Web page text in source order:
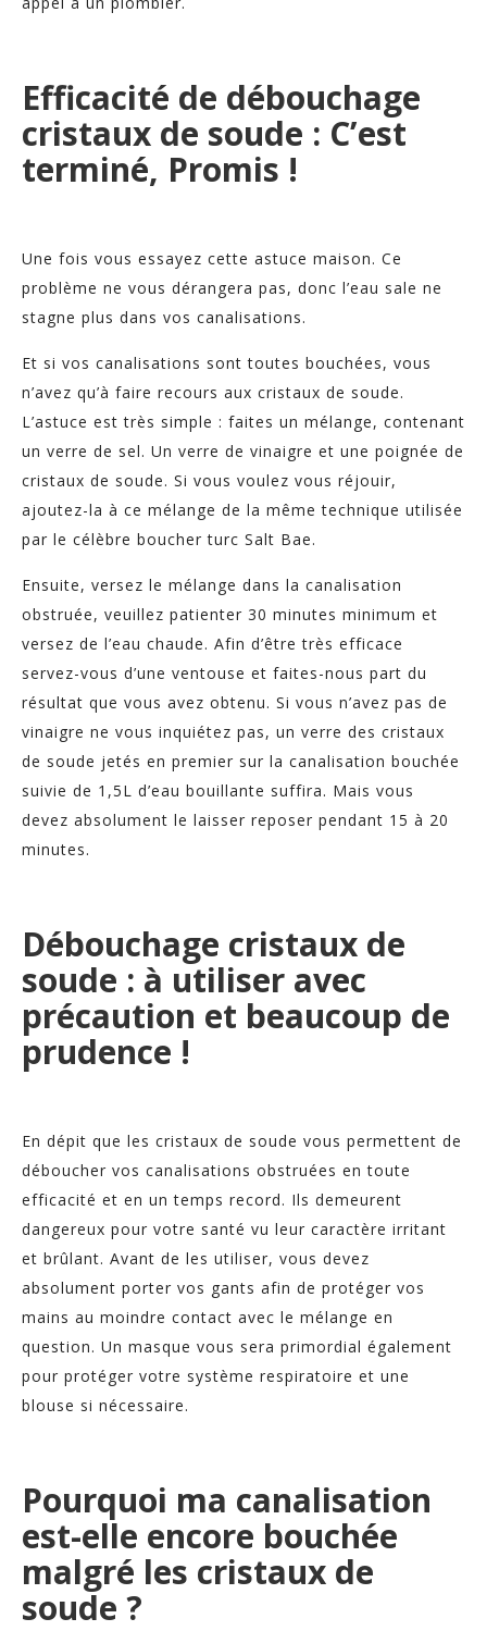
Efficacité de débouchage
cristaux de soude : C’est
terminé, Promis !
Une fois vous essayez cette astuce maison. Ce
problème ne vous dérangera pas, donc l’eau sale ne
stagne plus dans vos canalisations.
Et si vos canalisations sont toutes bouchées, vous
n’avez qu’à faire recours aux cristaux de soude.
L’astuce est très simple : faites un mélange, contenant
un verre de sel. Un verre de vinaigre et une poignée de
cristaux de soude. Si vous voulez vous réjouir,
ajoutez-la à ce mélange de la même technique utilisée
par le célèbre boucher turc Salt Bae.
Ensuite, versez le mélange dans la canalisation
obstruée, veuillez patienter 30 minutes minimum et
versez de l’eau chaude. Afin d’être très efficace
servez-vous d’une ventouse et faites-nous part du
résultat que vous avez obtenu. Si vous n’avez pas de
vinaigre ne vous inquiétez pas, un verre des cristaux
de soude jetés en premier sur la canalisation bouchée
suivie de 1,5L d’eau bouillante suffira. Mais vous
devez absolument le laisser reposer pendant 15 à 20
minutes.
Débouchage cristaux de
soude : à utiliser avec
précaution et beaucoup de
prudence !
En dépit que les cristaux de soude vous permettent de
déboucher vos canalisations obstruées en toute
efficacité et en un temps record. Ils demeurent
dangereux pour votre santé vu leur caractère irritant
et brûlant. Avant de les utiliser, vous devez
absolument porter vos gants afin de protéger vos
mains au moindre contact avec le mélange en
question. Un masque vous sera primordial également
pour protéger votre système respiratoire et une
blouse si nécessaire.
Pourquoi ma canalisation
est-elle encore bouchée
malgré les cristaux de
soude ?